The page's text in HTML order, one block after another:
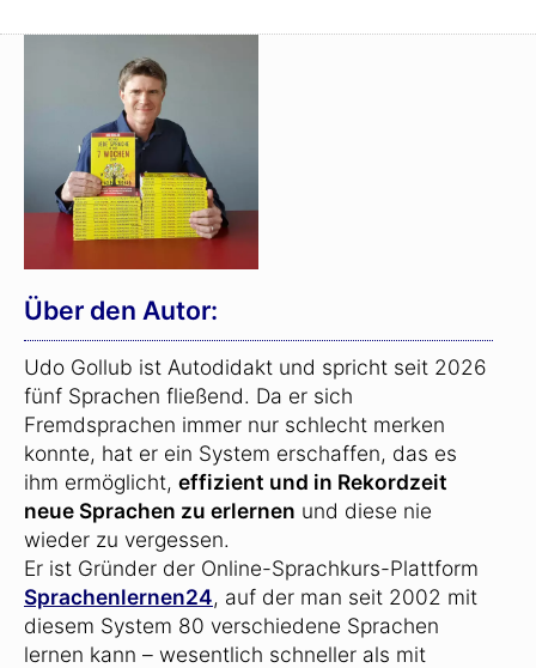
Über den Autor:
Udo Gollub ist Autodidakt und spricht seit 2026
fünf Sprachen fließend. Da er sich
Fremdsprachen immer nur schlecht merken
konnte, hat er ein System erschaffen, das es
ihm ermöglicht, effizient und in Rekordzeit
neue Sprachen zu erlernen und diese nie
wieder zu vergessen.
Er ist Gründer der Online-Sprachkurs-Plattform
Sprachenlernen24, auf der man seit 2002 mit
diesem System 80 verschiedene Sprachen
lernen kann – wesentlich schneller als mit